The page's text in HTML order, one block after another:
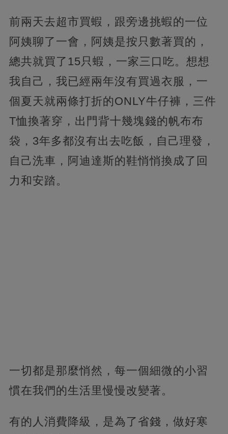
前兩天去超市買蝦，跟旁邊挑蝦的一位
阿姨聊了一會，阿姨是按只數著買的，
總共就買了15只蝦，一家三口吃。想想
我自己，我已經兩年沒有買過衣服，一
個夏天就兩條打折的ONLY牛仔褲，三件
T恤換著穿，出門背十幾塊錢的帆布布
袋，3年多都沒有出去吃飯，自己理發，
自己洗車，阿迪達斯的鞋悄悄換成了回
力和安踏。
一切都是那麼悄然，每一個細微的小習
慣在我們的生活里慢慢改變著。
有的人消費降級，是為了省錢，做好寒